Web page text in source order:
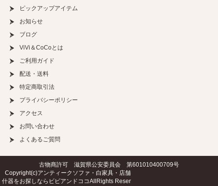
ピックアップアイテム
お知らせ
ブログ
ViVi＆CoCoとは
ご利用ガイド
配送・送料
特定商取引法
プライバシーポリシー
アクセス
お問い合わせ
よくあるご質問
古物商許可 滋賀県公安委員会 第601010400709号
Copyright(c)アンティークソファ・白家具・店舗
什器をお探しならビビアンドココAllRights Reser